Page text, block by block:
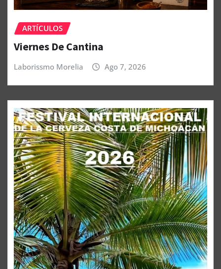
ARTÍCULOS
Viernes De Cantina
Laborissmo Morelia Ago 7, 2026